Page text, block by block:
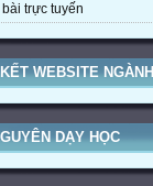
trực tuyến
WEBSITE NGÀNH
DẠY HỌC